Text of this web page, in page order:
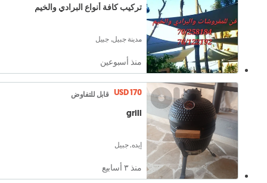
تركيب كافة أنواع البرادي والخيم
مدينة جبيل, جبيل
منذ أسبوعين
USD 170 قابل للتفاوض
grill
إيده, جبيل
منذ ٣ أسابيع